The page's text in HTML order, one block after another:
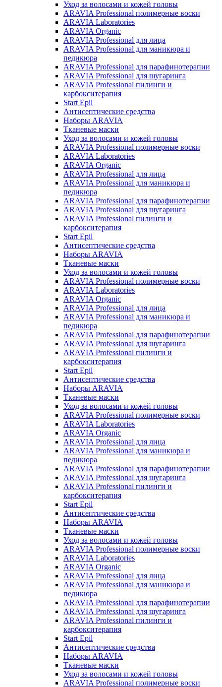
Уход за волосами и кожей головы
ARAVIA Professional полимерные воски
ARAVIA Laboratories
ARAVIA Organic
ARAVIA Professional для лица
ARAVIA Professional для маникюра и
педикюра
ARAVIA Professional для парафинотерапии
ARAVIA Professional для шугаринга
ARAVIA Professional пилинги и
карбокситерапия
Start Epil
Антисептические средства
Наборы ARAVIA
Тканевые маски
Уход за волосами и кожей головы
ARAVIA Professional полимерные воски
ARAVIA Laboratories
ARAVIA Organic
ARAVIA Professional для лица
ARAVIA Professional для маникюра и
педикюра
ARAVIA Professional для парафинотерапии
ARAVIA Professional для шугаринга
ARAVIA Professional пилинги и
карбокситерапия
Start Epil
Антисептические средства
Наборы ARAVIA
Тканевые маски
Уход за волосами и кожей головы
ARAVIA Professional полимерные воски
ARAVIA Laboratories
ARAVIA Organic
ARAVIA Professional для лица
ARAVIA Professional для маникюра и
педикюра
ARAVIA Professional для парафинотерапии
ARAVIA Professional для шугаринга
ARAVIA Professional пилинги и
карбокситерапия
Start Epil
Антисептические средства
Наборы ARAVIA
Тканевые маски
Уход за волосами и кожей головы
ARAVIA Professional полимерные воски
ARAVIA Laboratories
ARAVIA Organic
ARAVIA Professional для лица
ARAVIA Professional для маникюра и
педикюра
ARAVIA Professional для парафинотерапии
ARAVIA Professional для шугаринга
ARAVIA Professional пилинги и
карбокситерапия
Start Epil
Антисептические средства
Наборы ARAVIA
Тканевые маски
Уход за волосами и кожей головы
ARAVIA Professional полимерные воски
ARAVIA Laboratories
ARAVIA Organic
ARAVIA Professional для лица
ARAVIA Professional для маникюра и
педикюра
ARAVIA Professional для парафинотерапии
ARAVIA Professional для шугаринга
ARAVIA Professional пилинги и
карбокситерапия
Start Epil
Антисептические средства
Наборы ARAVIA
Тканевые маски
Уход за волосами и кожей головы
ARAVIA Professional полимерные воски